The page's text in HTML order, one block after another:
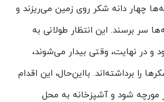
چهار دانه شکر روی زمین می‌ریزند و
سر برسند. این انتظار طولانی به
در نهایت، وقتی بیدار می‌شوند،
را برداشته‌اند. بااین‌حال، این اقدام
مورچه شود و آشپزخانه به محل